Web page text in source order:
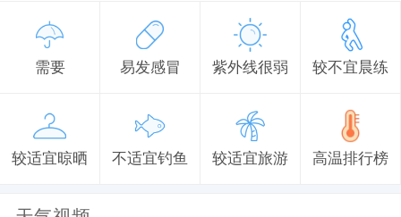
需要 易发感冒 紫外线很弱 较不宜晨练
较适宜晾晒 不适宜钓鱼 较适宜旅游 高温排行榜